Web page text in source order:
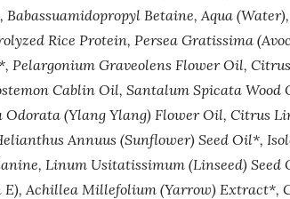
Babassuamidopropyl Betaine, Aqua
Rice Protein, Persea Gratissima
Pelargonium Graveolens Flower Oil,
Cablin Oil, Santalum Spicata Wood
Odorata (Ylang Ylang) Flower Oil, Citrus
Annuus (Sunflower) Seed Oil*,
Linum Usitatissimum (Linseed)
Achillea Millefolium (Yarrow) Extract*,